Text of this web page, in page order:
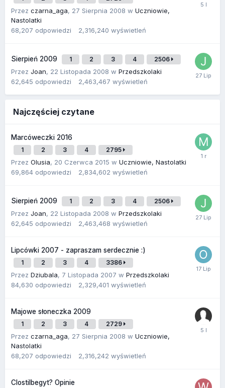
Przez czarna_aga, 27 Sierpnia 2008 w Uczniowie,
Nastolatki
68,207 odpowiedzi 2,316,240 wyświetleń
Sierpień 2009 1 2 3 4 2506
Przez Joan, 22 Listopada 2008 w Przedszkolaki
62,645 odpowiedzi 2,463,467 wyświetleń
Najczęściej czytane
Marcóweczki 2016
1 2 3 4 2795
Przez Olusia, 20 Czerwca 2015 w Uczniowie, Nastolatki
69,864 odpowiedzi 2,834,602 wyświetleń
Sierpień 2009 1 2 3 4 2506
Przez Joan, 22 Listopada 2008 w Przedszkolaki
62,645 odpowiedzi 2,463,468 wyświetleń
Lipcówki 2007 - zapraszam serdecznie :)
1 2 3 4 3386
Przez Dziubala, 7 Listopada 2007 w Przedszkolaki
84,630 odpowiedzi 2,329,401 wyświetleń
Majowe słoneczka 2009
1 2 3 4 2729
Przez czarna_aga, 27 Sierpnia 2008 w Uczniowie,
Nastolatki
68,207 odpowiedzi 2,316,242 wyświetleń
Clostilbegyt? Opinie